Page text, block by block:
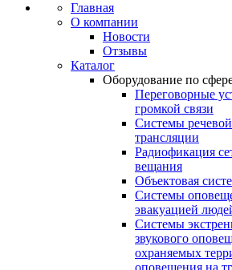
Главная
О компании
Новости
Отзывы
Каталог
Оборудование по
Переговорные
громкой связи
Системы
трансляции
Радиофикация
вещания
Объектовая
Системы
эвакуацией
Системы
звукового
охраняемых
оповещения на